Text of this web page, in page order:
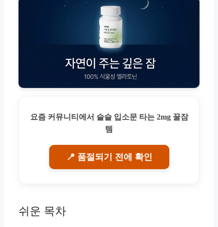
요즘 커뮤니티에서 슬슬 입소문 타는 2mg 꿀잠
템
📍 품절되기 전에 확인
쉬운 목차